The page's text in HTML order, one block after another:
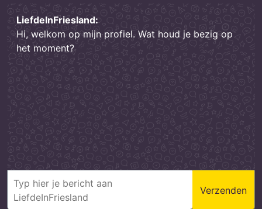
LiefdeInFriesland:
Hi, welkom op mijn profiel. Wat houd je bezig op
het moment?
Verzenden